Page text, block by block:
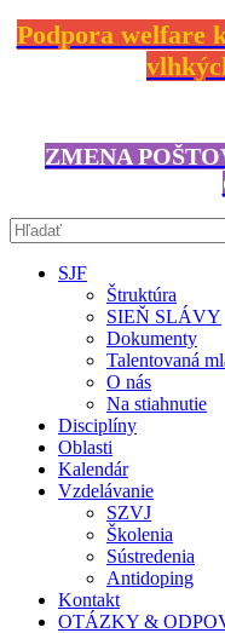
Podpora welfare
ZMENA
SJF
Štruktúra
SIEŇ SLÁVY
Dokumenty
Talentovaná
O nás
Na stiahnutie
Disciplíny
Oblasti
Kalendár
Vzdelávanie
SZVJ
Školenia
Sústredenia
Antidoping
Kontakt
OTÁZKY &